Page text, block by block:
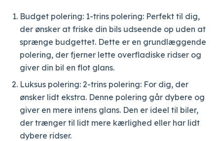
Budget polering: 1-trins polering: Perfekt til dig,
der ønsker at friske din bils udseende op uden at
sprænge budgettet. Dette er en grundlæggende
polering, der fjerner lette overfladiske ridser og
giver din bil en flot glans.
Luksus polering: 2-trins polering: For dig, der
ønsker lidt ekstra. Denne polering går dybere og
giver en mere intens glans. Den er ideel til biler,
der trænger til lidt mere kærlighed eller har lidt
dybere ridser.